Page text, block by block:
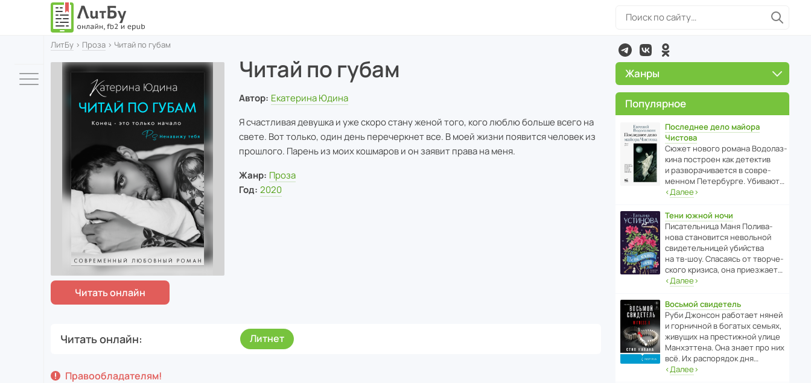
ЛитБу › Проза › Читай по губам
Читай по губам
Автор: Екатерина Юдина
Я счастливая девушка и уже скоро стану женой того, кого люблю больше всего на
свете. Вот только, один день перечеркнет все. В моей жизни появится человек из
прошлого. Парень из моих кошмаров и он заявит права на меня.
Жанр: Проза
Год: 2020
Читать онлайн Литнет
Правообладателям!
Жанры
Популярное
Последнее дело майора
Чистова
Сюжет нового романа Водо­ла­з­
кина пост­роен как дете­ктив
и разво­ра­чи­ва­ется в совре­
менном Пете­р­бурге. Убивают…
‹Далее›
Тени южной ночи
Писа­тель­ница Маня Поли­ва­
нова стано­вится невольной
свиде­тель­ницей убийства
на тв-шоу. Спасаясь от твор­че­
с­кого кризиса, она приезжает…
‹Далее›
Восьмой свидетель
Руби Джонсон рабо­тает няней
и горни­чной в богатых семьях,
живущих на прес­ти­жной улице
Манх­эт­тена. Она знает про них
всё. Их распо­рядок дня…
‹Далее›